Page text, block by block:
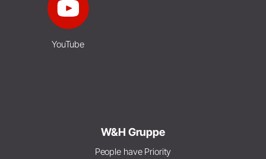
YouTube
W&H Gruppe
People have Priority